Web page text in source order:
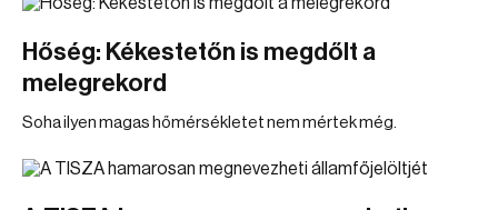
Hőség: Kékestetőn is megdőlt a
melegrekord
Soha ilyen magas hőmérsékletet nem mértek még.